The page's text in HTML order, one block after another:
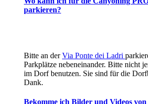
parkieren?
Bitte an derVia Ponte dei Ladri
Parkplätze nebeneinander. Bitte nicht
im Dorf benutzen. Sie sind für die
Dank.
Bekomme ich Bilder und Videos